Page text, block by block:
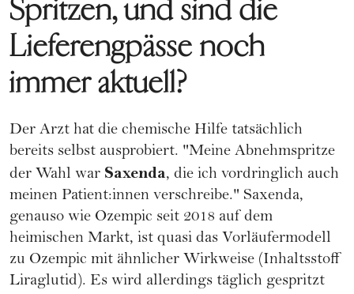
Spritzen, und sind die
Lieferengpässe noch
immer aktuell?
Der Arzt hat die chemische Hilfe tatsächlich
bereits selbst ausprobiert. "Meine Abnehmspritze
der Wahl war Saxenda, die ich vordringlich auch
meinen Patient:innen verschreibe." Saxenda,
genauso wie Ozempic seit 2018 auf dem
heimischen Markt, ist quasi das Vorläufermodell
zu Ozempic mit ähnlicher Wirkweise (Inhaltsstoff
Liraglutid). Es wird allerdings täglich gespritzt